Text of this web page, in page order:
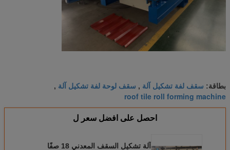
بطاقة: سقف لفة تشكيل آلة , سقف لوحة لفة تشكيل آلة ,
roof tile roll forming machine
احصل على افضل سعر ل
آلة تشكيل السقف المعدني 18 صفًا